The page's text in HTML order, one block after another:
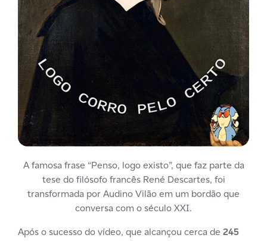
A famosa frase “Penso, logo existo”, que faz parte da
tese do filósofo francês René Descartes, foi
transformada por Audino Vilão em um bordão que
conversa com o século XXI.
Após o sucesso do vídeo, que alcançou cerca de 245